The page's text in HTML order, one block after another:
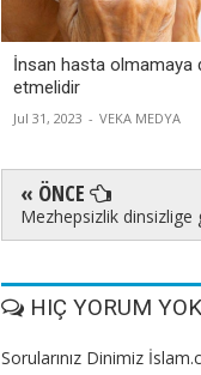
İnsan hasta olmamaya
etmelidir
Jul 31, 2023 - VEKA MEDYA
« ÖNCE
Mezhepsizlik dinsizlige
HIÇ YORUM YOK
Sorularınız Dinimiz